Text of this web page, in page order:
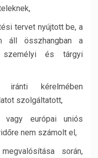
tervet nyújtott be, a
áll összhangban a
személyi és tárgyi
kérelmében
szolgáltatott,
vagy európai uniós
nem számolt el,
során,